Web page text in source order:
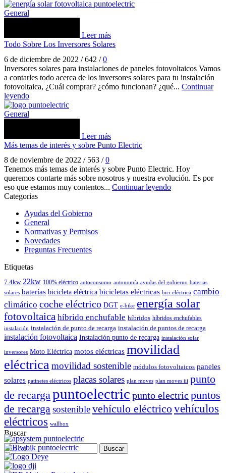
General
Leer más
Todo Sobre Los Inversores Solares
6 de diciembre de 2022 / 642 / 0
Inversores solares para instalaciones de paneles fotovoltaicos Vamos
a contarles todo acerca de los inversores solares para tu instalación
fotovoltaica, ¿Cuál comprar? ¿cómo funcionan? ¿qué... Continuar
leyendo
General
Leer más
Más temas de interés y sobre Punto Electric
8 de noviembre de 2022 / 563 / 0
Tenemos más temas de interés y sobre Punto Electric. Hoy
queremos contarte más sobre nosotros y nuestra evolución. Es por
eso que estamos muy contentos... Continuar leyendo
Categorias
Ayudas del Gobierno
General
Normativas y Permisos
Novedades
Preguntas Frecuentes
Etiquetas
7.4kw 22kw 100% eléctrico autoconsumo autonomía ayudas del gobierno baterias
solares baterías bicicleta eléctrica bicicletas eléctricas bici eléctrica cambio
climático coche eléctrico DGT e-bike energía solar
fotovoltaica híbrido enchufable híbridos híbridos enchufables
instalación instalación de punto de recarga instalación de puntos de recarga
instalación fotovoltaica Instalación punto de recarga instalación solar
inversores Moto Eléctrica motos eléctricas movilidad
eléctricamovilidad sostenible módulos fotovoltaicos paneles
solares patinetes eléctricos placas solares plan moves plan moves iii punto
de recarga puntoelectric punto electric puntos
de recargasosteniblevehículo eléctricovehículos
eléctricos wallbox
Buscar
Buscar